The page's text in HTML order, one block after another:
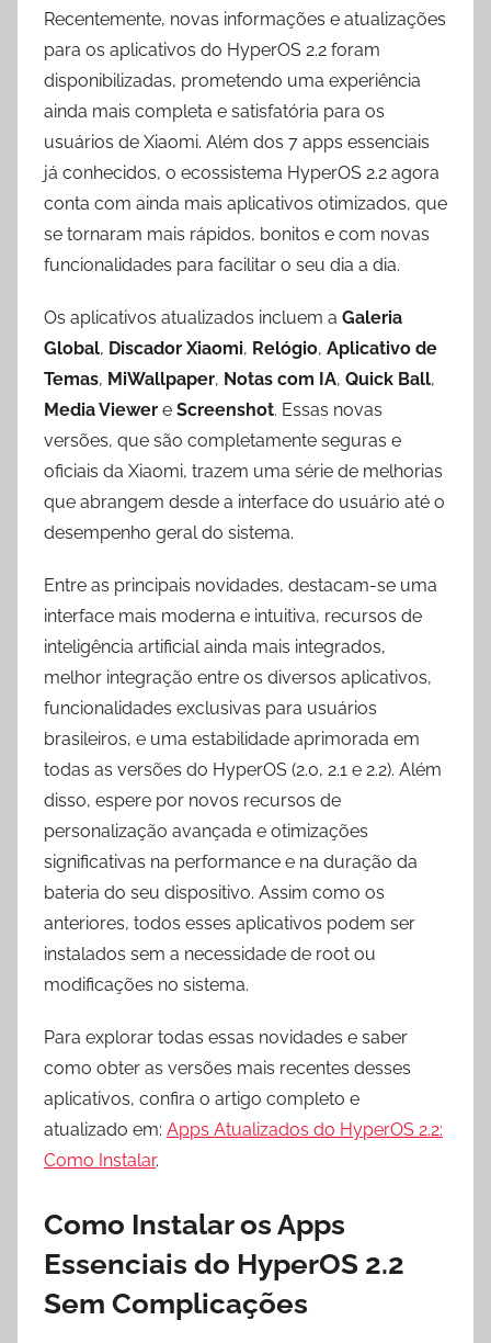
Recentemente, novas informações e atualizações
para os aplicativos do HyperOS 2.2 foram
disponibilizadas, prometendo uma experiência
ainda mais completa e satisfatória para os
usuários de Xiaomi. Além dos 7 apps essenciais
já conhecidos, o ecossistema HyperOS 2.2 agora
conta com ainda mais aplicativos otimizados, que
se tornaram mais rápidos, bonitos e com novas
funcionalidades para facilitar o seu dia a dia.
Os aplicativos atualizados incluem a Galeria
Global, Discador Xiaomi, Relógio, Aplicativo de
Temas, MiWallpaper, Notas com IA, Quick Ball,
Media Viewer e Screenshot. Essas novas
versões, que são completamente seguras e
oficiais da Xiaomi, trazem uma série de melhorias
que abrangem desde a interface do usuário até o
desempenho geral do sistema.
Entre as principais novidades, destacam-se uma
interface mais moderna e intuitiva, recursos de
inteligência artificial ainda mais integrados,
melhor integração entre os diversos aplicativos,
funcionalidades exclusivas para usuários
brasileiros, e uma estabilidade aprimorada em
todas as versões do HyperOS (2.0, 2.1 e 2.2). Além
disso, espere por novos recursos de
personalização avançada e otimizações
significativas na performance e na duração da
bateria do seu dispositivo. Assim como os
anteriores, todos esses aplicativos podem ser
instalados sem a necessidade de root ou
modificações no sistema.
Para explorar todas essas novidades e saber
como obter as versões mais recentes desses
aplicativos, confira o artigo completo e
atualizado em: Apps Atualizados do HyperOS 2.2:
Como Instalar.
Como Instalar os Apps
Essenciais do HyperOS 2.2
Sem Complicações